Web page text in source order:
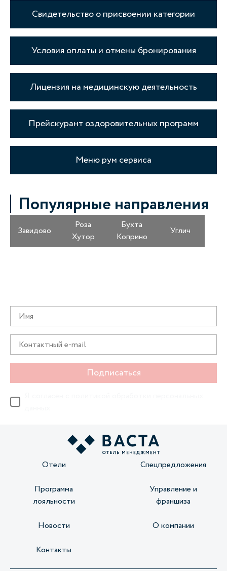
Свидетельство о присвоении категории
Условия оплаты и отмены бронирования
Лицензия на медицинскую деятельность
Прейскурант оздоровительных программ
Меню рум сервиса
Популярные направления
Завидово
Роза
Хутор
Бухта
Коприно
Углич
Подписаться
Отели Спецпредложения
Программа
лояльности
Управление и
франшиза
Новости О компании
Контакты